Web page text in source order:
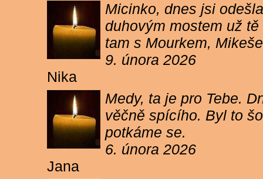
Micinko, dnes jsi
duhovým mostem už
tam s Mourkem,
9. února 2026
Nika
Medy, ta je pro Tebe.
věčně spícího. Byl to
potkáme se.
6. února 2026
Jana